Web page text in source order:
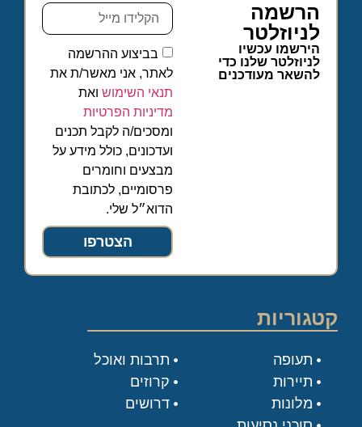
הרשמה
לניוזלטר
הירשמו עכשיו
לניוזלטר שלנו כדי
להשאר מעודכנים
בביצוע ההרשמה
לאתר, אני מאשר/ת את
תנאי השימוש ואת
מדיניות הפרטיות
ומסכים/ה לקבל תכנים
ועדכונים, כולל מידע על
מבצעים וחומרים
פרסומיים, לכתובת
הדוא״ל שלי.
הצטרפו
קטגוריות
תעופה
תיירות
מלונות
תרבות ואוכל
קרוזים
דרושים